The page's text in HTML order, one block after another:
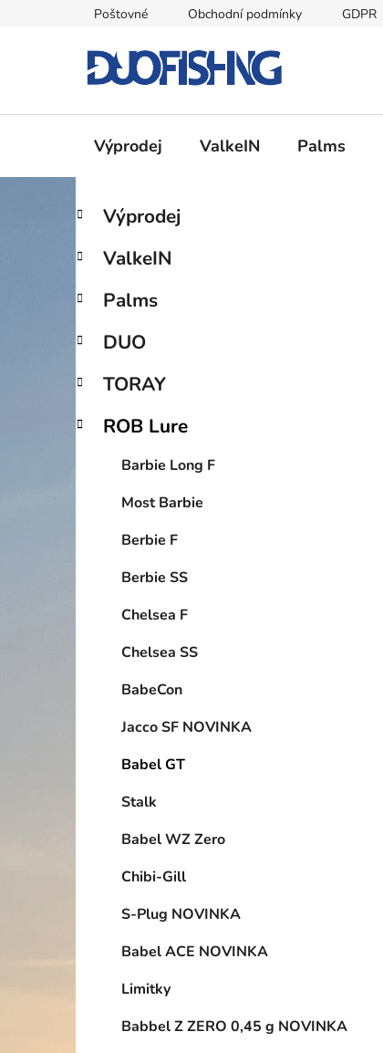
Poštovné Obchodní podmínky GDPR
Výprodej ValkeIN Palms
P
s
r
n
n
í
p
Přeskočit
kategorie
K
a
e
o
i
Výprodej
ValkeIN
Palms
DUO
TORAY
ROB Lure
Barbie Long F
Most Barbie
Berbie F
Berbie SS
Chelsea F
Chelsea SS
BabeCon
Jacco SF NOVINKA
Babel GT
Stalk
Babel WZ Zero
Chibi-Gill
S-Plug NOVINKA
Babel ACE NOVINKA
Limitky
Babbel Z ZERO 0,45 g NOVINKA